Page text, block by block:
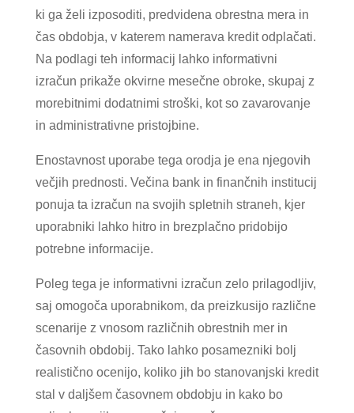
ki ga želi izposoditi, predvidena obrestna mera in
čas obdobja, v katerem namerava kredit odplačati.
Na podlagi teh informacij lahko informativni
izračun prikaže okvirne mesečne obroke, skupaj z
morebitnimi dodatnimi stroški, kot so zavarovanje
in administrativne pristojbine.
Enostavnost uporabe tega orodja je ena njegovih
večjih prednosti. Večina bank in finančnih institucij
ponuja ta izračun na svojih spletnih straneh, kjer
uporabniki lahko hitro in brezplačno pridobijo
potrebne informacije.
Poleg tega je informativni izračun zelo prilagodljiv,
saj omogoča uporabnikom, da preizkusijo različne
scenarije z vnosom različnih obrestnih mer in
časovnih obdobij. Tako lahko posamezniki bolj
realistično ocenijo, koliko jih bo stanovanjski kredit
stal v daljšem časovnem obdobju in kako bo